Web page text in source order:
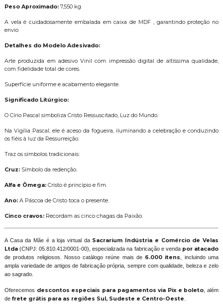
Peso Aproximado:7,550 kg
A vela é cuidadosamente embalada em caixa de MDF , garantindo proteção no
envio
Detalhes do Modelo Adesivado:
Arte produzida em adesivo Vinil com impressão digital de altíssima qualidade,
com fidelidade total de cores.
Superfície uniforme e acabamento elegante.
Significado Litúrgico:
O Círio Pascal simboliza Cristo Ressuscitado, Luz do Mundo.
Na Vigília Pascal, ele é aceso da fogueira, iluminando a celebração e conduzindo
os fiéis à luz da Ressurreição.
Traz os símbolos tradicionais:
Cruz: Símbolo da redenção.
Alfa e Ômega: Cristo é princípio e fim.
Ano: A Páscoa de Cristo toca o presente.
Cinco cravos: Recordam as cinco chagas da Paixão.
A Casa da Mãe é a loja virtual daSacrarium Indústria e Comércio de Velas
Ltda(CNPJ: 05.810.412/0001-00), especializada na fabricação e venda por atacado
de produtos religiosos. Nosso catálogo reúne mais de 6.000 itens
, incluindo uma
ampla variedade de artigos de fabricação própria, sempre com qualidade, beleza e zelo
ao sagrado.
Oferecemos descontos especiais para pagamentos via Pix e boleto , além
de frete grátis para as regiões Sul, Sudeste e Centro-Oeste